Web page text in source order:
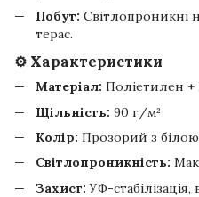
Побут: Світлопроникні
терас.
⚙️ Характеристики
Матеріал: Поліетилен +
Щільність: 90 г/м²
Колір: Прозорий з білою
Світлопроникність:
Захист: УФ-стабілізація,